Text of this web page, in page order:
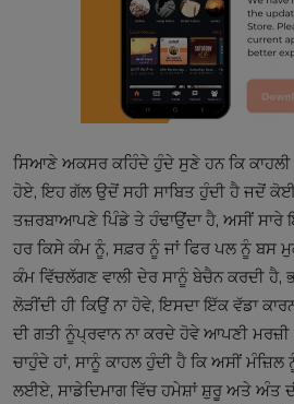
ਸਿਆਣੇ ਅਕਸਰ ਕਹਿੰਦੇ ਹੁੰਦੇ ਸੁਣੇ ਹਨ ਕਿ ਕਾਹਲੀ
ਹੋਏ,ਇਹ ਗੱਲ ਉਦੋਂ ਸਹੀ ਸਾਬਿਤ ਹੁੰਦੀ ਹੈ ਜਦੋਂ
ਤਜ਼ਰਬਾਆਪਣੇ ਪਿੰਡੇ ਤੇ ਹੰਢਾਉਂਦਾ ਹੈ, ਅਸੀਂ ਸਾਰੇ
ਹਰ ਕਿਸੇ ਕੰਮ ਨੂੰ, ਸਫ਼ਰ ਨੂੰ ਜਾਂ ਫਿਰ ਪਲ ਨੂੰ ਬਸ
ਕੰਮ ਵਿੱਚਲੱਗਣ ਵਾਲੀ ਦੇਰਸਾਨੂੰ ਬੇਚੈਨ ਕਰਦੀ ਹੈ,
ਲੋੜੀਂਦੀ ਹੀ ਕਿਉਂ ਨਾ ਹੋਵੇ,ਇਸਦਾ ਇੱਕ ਵੱਡਾ
ਦੀ ਗਤੀ ਨੂੰਪ੍ਰਵਾਨ ਨਾ ਕਰਦੇ ਹੋਵੇ ਆਪਣੀ ਮਰਜ਼ੀ
ਚਾਹੁੰਦੇ ਹਾਂ, ਸਾਨੂੰ ਕਾਹਲ ਹੁੰਦੀ ਹੈ ਕਿ ਅਸੀਂ ਮੰਜ਼ਿਲ
ਲਈਏ, ਸਾਡੇਦਿਮਾਗ ਵਿੱਚ ਹਮੇਸ਼ਾਂ ਸ਼ੁਰੂ ਅਤੇ ਅੰਤ